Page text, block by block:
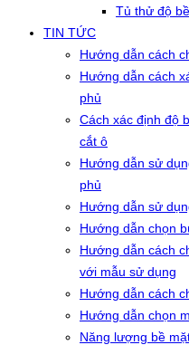
Tủ thử độ
TIN TỨC
Hướng dẫn cách
Hướng dẫn cách
phủ
Cách xác định độ
cắt ô
Hướng dẫn sử
phủ
Hướng dẫn sử
Hướng dẫn chọn
Hướng dẫn cách
với mẫu sử dụng
Hướng dẫn cách
Hướng dẫn chọn
Năng lượng bề